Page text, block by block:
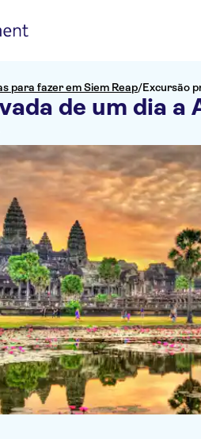
para fazer em Siem Reap/Excursão
de um dia a